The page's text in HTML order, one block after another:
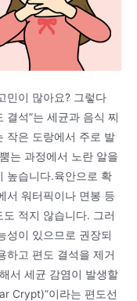
민이 많아요? 그렇다
결석”는 세균과 음식 찌
작은 도랑에서 주로 발
는 과정에서 노란 알을
높습니다.육안으로 확
서 워터픽이나 면봉 등
적지 않습니다. 그러
성이 있으므로 권장되
하고 편도 결석을 제거
서 세균 감염이 발생할
Crypt)”이라는 편도선